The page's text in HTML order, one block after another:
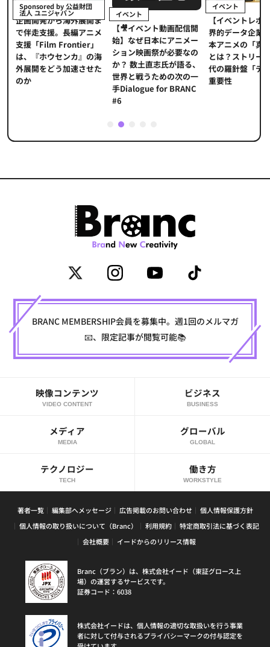
Sponsored by 公益財団
法人 ユニジャパン
企画開発から海外展開ま
で伴走支援。長編アニメ
支援「Film Frontier」
は、『ホウセンカ』の海
外展開をどう加速させた
のか
イベント
【🎥イベント動画配信開
始】なぜ日本にアニメー
ション映画祭が必要なの
か？ 数土直志氏が語る、
世界と戦うための次の一
手Dialogue for BRANC
#6
イベント
【イベントレポ
界的データ企業
本アニメの「真
とは？ストリー
代の羅針盤「デ
重要性
2
BRANC MEMBERSHIP会員を募集中。週1回のメルマガ
📧、限定記事が閲覧可能📚
映像コンテンツ
VIDEO CONTENT
ビジネス
BUSINESS
メディア
MEDIA
グローバル
GLOBAL
テクノロジー
TECH
働き方
WORKSTYLE
著者一覧 編集部へメッセージ 広告掲載のお問い合わせ
個人情報保護方針
個人情報の取り扱いについて（Branc）
利用規約
特定商取引法に基づく表記
会社概要
イードからのリリース情報
Branc（ブラン）は、株式会社イード（東証グロース上
場）の運営するサービスです。
証券コード：6038
株式会社イードは、個人情報の適切な取扱いを行う事業
者に対して付与されるプライバシーマークの付与認定を